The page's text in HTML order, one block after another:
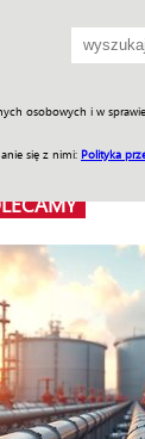
osobowych i w
się z nimi: Polityka
Jednodniówki